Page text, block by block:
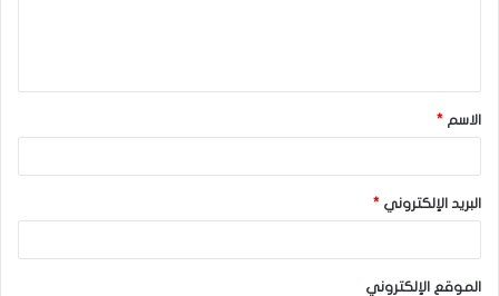
ق
*
الاسم *
البريد الإلكتروني *
الموقع الإلكتروني